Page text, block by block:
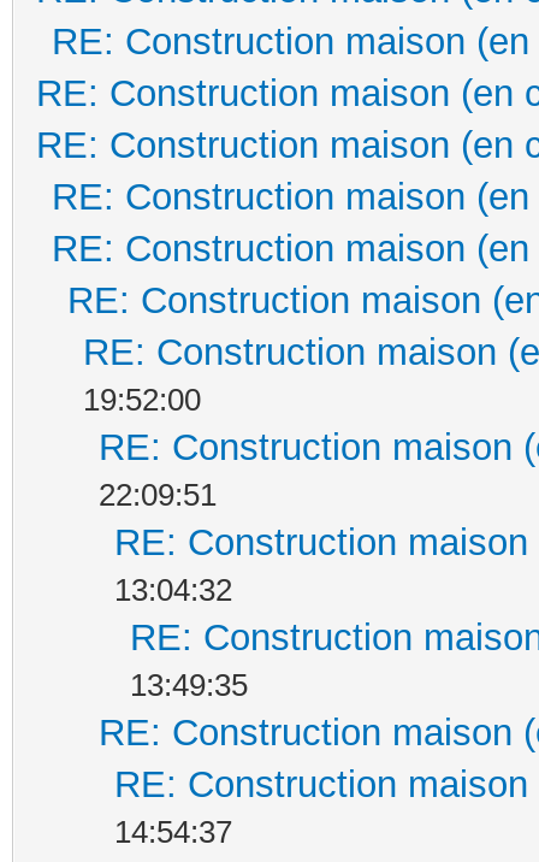
RE: Construction maison
RE: Construction maison (en
RE: Construction maison (en
RE: Construction maison
RE: Construction maison
RE: Construction maison
RE: Construction maison
19:52:00
RE: Construction maison
22:09:51
RE: Construction
13:04:32
RE: Construction
13:49:35
RE: Construction maison
RE: Construction
14:54:37